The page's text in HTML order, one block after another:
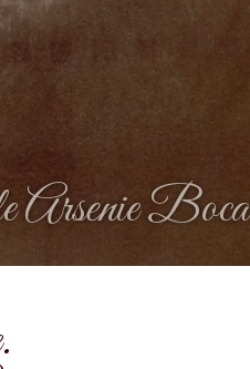
Arsenie Boca